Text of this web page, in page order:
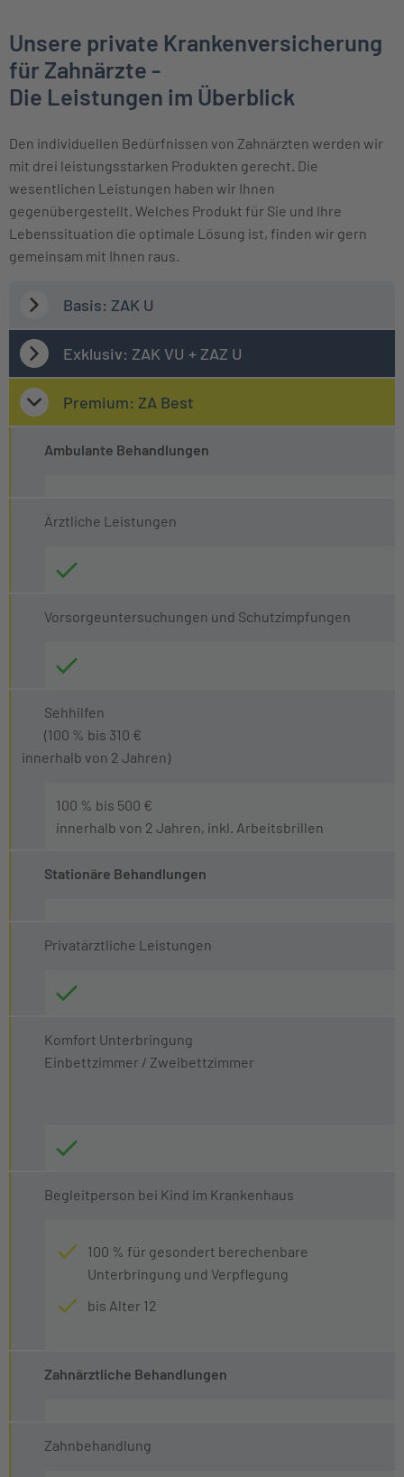
Unsere private Krankenversicherung
für Zahnärzte -
Die Leistungen im Überblick
Den individuellen Bedürfnissen von Zahnärzten werden wir
mit drei leistungsstarken Produkten gerecht. Die
wesentlichen Leistungen haben wir Ihnen
gegenübergestellt. Welches Produkt für Sie und Ihre
Lebenssituation die optimale Lösung ist, finden wir gern
gemeinsam mit Ihnen raus.
Basis: ZAK U
Exklusiv: ZAK VU + ZAZ U
Premium: ZA Best
Ambulante Behandlungen
Ärztliche Leistungen
Vorsorgeuntersuchungen und Schutzimpfungen
Sehhilfen
(100 % bis 310 €
innerhalb von 2 Jahren)
100 % bis 500 €
innerhalb von 2 Jahren, inkl. Arbeitsbrillen
Stationäre Behandlungen
Privatärztliche Leistungen
Komfort Unterbringung
Einbettzimmer / Zweibettzimmer
Begleitperson bei Kind im Krankenhaus
100 % für gesondert berechenbare
Unterbringung und Verpflegung
bis Alter 12
Zahnärztliche Behandlungen
Zahnbehandlung